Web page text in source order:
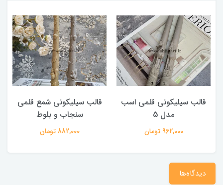
قالب سیلیکونی قلمی اسب
مدل 5
962,000 تومان
قالب سیلیکونی شمع قلمی
سنجاب و بلوط
882,000 تومان
دیدگاه‌ها